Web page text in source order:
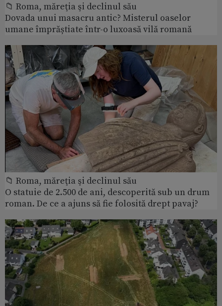
📁 Roma, măreţia şi declinul său
Dovada unui masacru antic? Misterul oaselor
umane împrăștiate într-o luxoasă vilă romană
📁 Roma, măreţia şi declinul său
O statuie de 2.500 de ani, descoperită sub un drum
roman. De ce a ajuns să fie folosită drept pavaj?